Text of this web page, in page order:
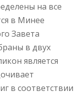
на все
в Минее
Завета
в двух
является
в соответствии